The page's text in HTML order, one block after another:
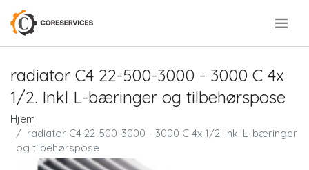
radiator C4 22-500-3000 - 3000 C 4x
1/2. Inkl L-bæringer og tilbehørspose
Hjem
radiator C4 22-500-3000 - 3000 C 4x 1/2. Inkl L-bæringer
og tilbehørspose